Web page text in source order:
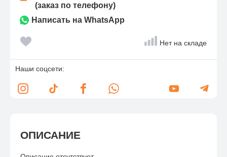
ОПИСАНИЕ
(заказ по телефону)
Написать на WhatsApp
Нет на складе
Наши соцсети: